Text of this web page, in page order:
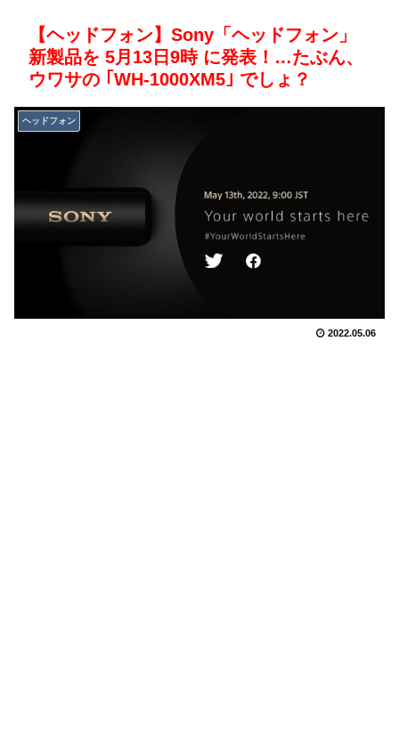
【ヘッドフォン】Sony「ヘッドフォン」
新製品を 5月13日9時 に発表！…たぶん、
ウワサの ｢WH-1000XM5｣ でしょ？
ヘッドフォン
2022.05.06